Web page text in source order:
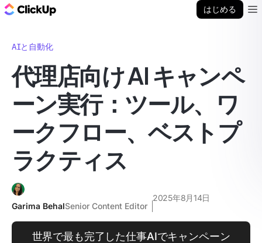
はじめる
AIと自動化
代理店向け AI キャンペ
ーン実行：ツール、ワ
ークフロー、ベストプ
ラクティス
Garima BehalSenior Content Editor
2025年8月14日
世界で最も完了した仕事AIでキャンペーン